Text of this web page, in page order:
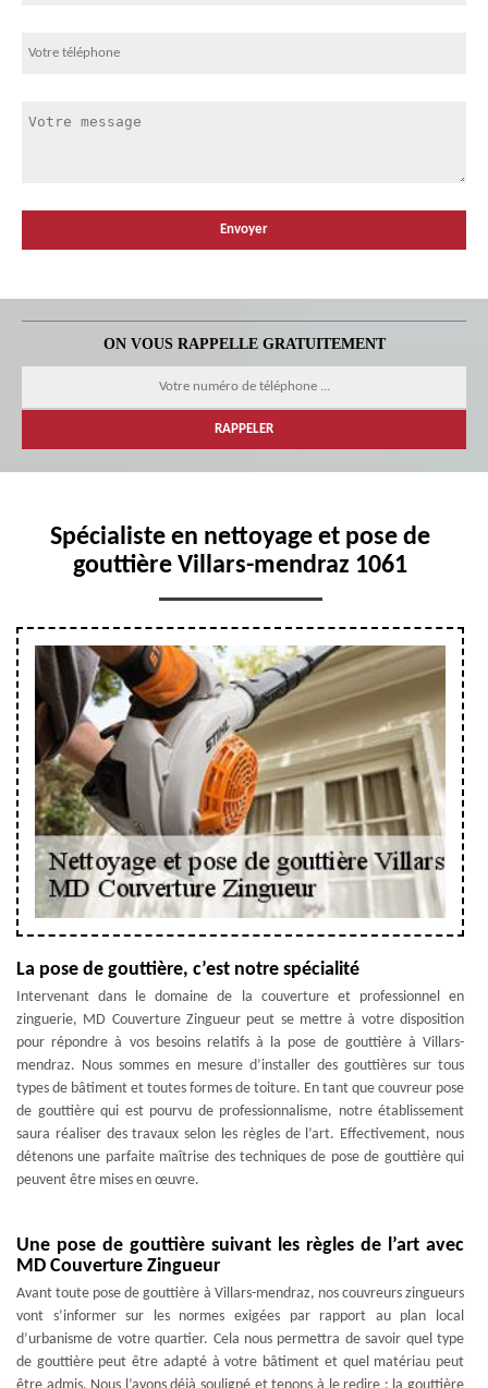
ON VOUS RAPPELLE GRATUITEMENT
Spécialiste en nettoyage et pose de
gouttière Villars-mendraz 1061
La pose de gouttière, c’est notre spécialité
Intervenant dans le domaine de la couverture et professionnel en
zinguerie, MD Couverture Zingueur peut se mettre à votre disposition
pour répondre à vos besoins relatifs à la pose de gouttière à Villars-
mendraz. Nous sommes en mesure d’installer des gouttières sur tous
types de bâtiment et toutes formes de toiture. En tant que couvreur pose
de gouttière qui est pourvu de professionnalisme, notre établissement
saura réaliser des travaux selon les règles de l’art. Effectivement, nous
détenons une parfaite maîtrise des techniques de pose de gouttière qui
peuvent être mises en œuvre.
Une pose de gouttière suivant les règles de l’art avec
MD Couverture Zingueur
Avant toute pose de gouttière à Villars-mendraz, nos couvreurs zingueurs
vont s’informer sur les normes exigées par rapport au plan local
d’urbanisme de votre quartier. Cela nous permettra de savoir quel type
de gouttière peut être adapté à votre bâtiment et quel matériau peut